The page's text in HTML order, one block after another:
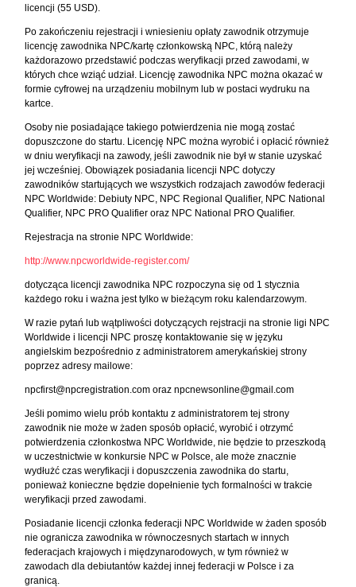
licencji (55 USD).
Po zakończeniu rejestracji i wniesieniu opłaty zawodnik otrzymuje
licencję zawodnika NPC/kartę członkowską NPC, którą należy
każdorazowo przedstawić podczas weryfikacji przed zawodami, w
których chce wziąć udział. Licencję zawodnika NPC można okazać w
formie cyfrowej na urządzeniu mobilnym lub w postaci wydruku na
kartce.
Osoby nie posiadające takiego potwierdzenia nie mogą zostać
dopuszczone do startu. Licencję NPC można wyrobić i opłacić również
w dniu weryfikacji na zawody, jeśli zawodnik nie był w stanie uzyskać
jej wcześniej. Obowiązek posiadania licencji NPC dotyczy
zawodników startujących we wszystkich rodzajach zawodów federacji
NPC Worldwide: Debiuty NPC, NPC Regional Qualifier, NPC National
Qualifier, NPC PRO Qualifier oraz NPC National PRO Qualifier.
Rejestracja na stronie NPC Worldwide:
http://www.npcworldwide-register.com/
dotycząca licencji zawodnika NPC rozpoczyna się od 1 stycznia
każdego roku i ważna jest tylko w bieżącym roku kalendarzowym.
W razie pytań lub wątpliwości dotyczących rejstracji na stronie ligi NPC
Worldwide i licencji NPC proszę kontaktowanie się w języku
angielskim bezpośrednio z administratorem amerykańskiej strony
poprzez adresy mailowe:
npcfirst@npcregistration.com oraznpcnewsonline@gmail.com
Jeśli pomimo wielu prób kontaktu z administratorem tej strony
zawodnik nie może w żaden sposób opłacić, wyrobić i otrzymć
potwierdzenia członkostwa NPC Worldwide, nie będzie to przeszkodą
w uczestnictwie w konkursie NPC w Polsce, ale może znacznie
wydłużć czas weryfikacji i dopuszczenia zawodnika do startu,
ponieważ konieczne będzie dopełnienie tych formalności w trakcie
weryfikacji przed zawodami.
Posiadanie licencji członka federacji NPC Worldwide w żaden sposób
nie ogranicza zawodnika w równoczesnych startach w innych
federacjach krajowych i międzynarodowych, w tym również w
zawodach dla debiutantów każdej innej federacji w Polsce i za
granicą.